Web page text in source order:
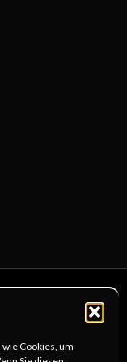
Cookies, um